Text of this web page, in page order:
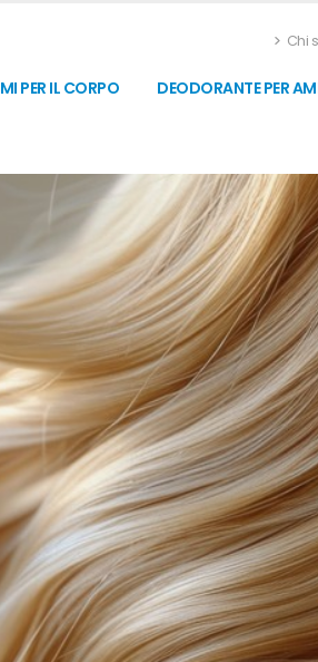
Chi
PER IL CORPO DEODORANTE PER